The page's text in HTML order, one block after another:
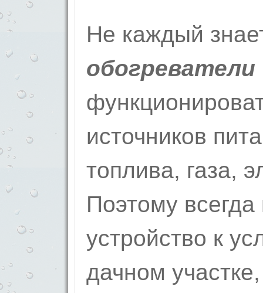
Не каждый
обогреватели
источников
топлива, газа,
Поэтому
устройство к
дачном